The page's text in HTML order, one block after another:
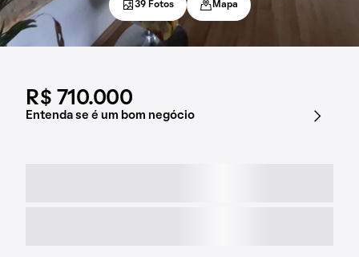
R$ 710.000
Entenda se é um bom negócio
39 Fotos Mapa